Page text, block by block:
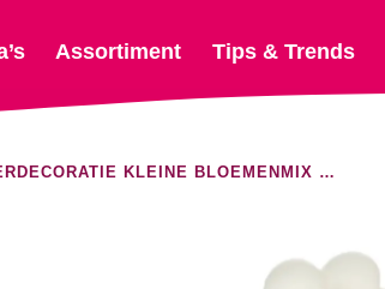
Assortiment Tips & Trends
SUIKERDECORATIE KLEINE BLOEMENMIX WIT/ROZE